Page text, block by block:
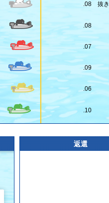
.08 抜き
.08
.07
.09
.06
.10
返還